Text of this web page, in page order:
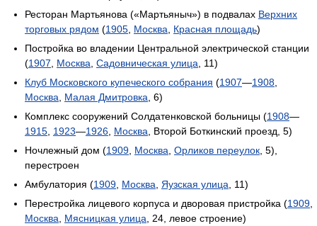
Ресторан Мартьянова («Мартьяныч») в подвалах Верхних
торговых рядом (1905 Москва Красная площадь)
Постройка во владении Центральной электрической станции
(1907 Москва Садовническая улица , 11)
Клуб Московского купеческого собрания (1907—1908
Москва
Малая Дмитровка , 6)
Комплекс сооружений Солдатенковской больницы (1908—
1915 1923—1926 Москва , Второй Боткинский проезд, 5)
Ночлежный дом (1909 Москва Орликов переулок , 5),
перестроен
Амбулатория (1909 Москва Яузская улица , 11)
Перестройка лицевого корпуса и дворовая пристройка (1909
Москва
Мясницкая улица , 24, левое строение)